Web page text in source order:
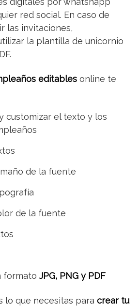
red social. En caso de
las invitaciones,
la plantilla de unicornio
editables online te
customizar el texto y los
de la fuente
de la fuente
formato JPG, PNG y PDF
lo que necesitas para crear tu